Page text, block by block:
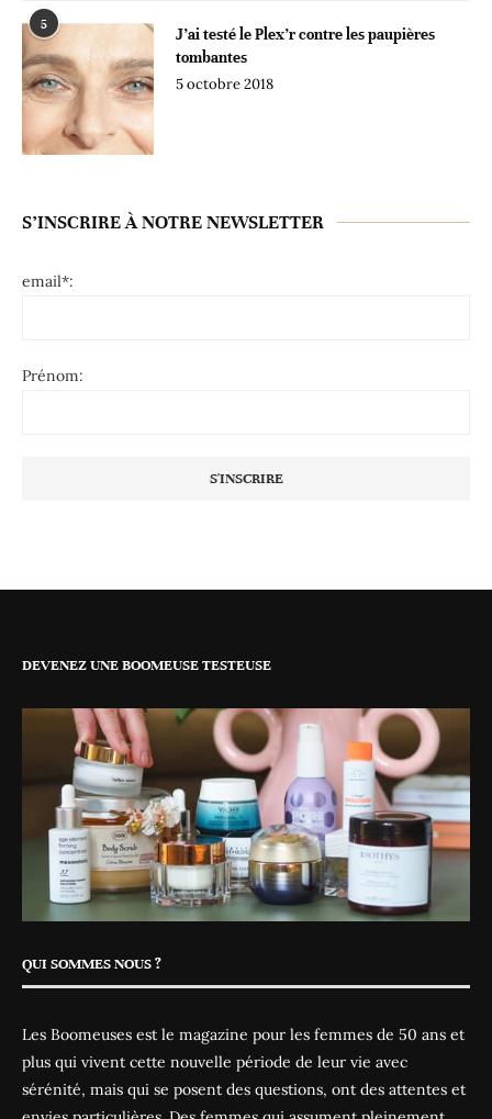
5
J’ai testé le Plex’r contre les paupières
tombantes
5 octobre 2018
S’INSCRIRE À NOTRE NEWSLETTER
email*:
Prénom:
DEVENEZ UNE BOOMEUSE TESTEUSE
QUI SOMMES NOUS ?
Les Boomeuses est le magazine pour les femmes de 50 ans et
plus qui vivent cette nouvelle période de leur vie avec
sérénité, mais qui se posent des questions, ont des attentes et